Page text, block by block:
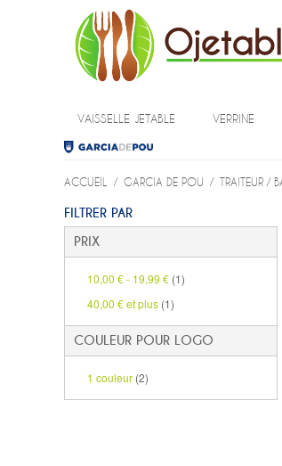
VAISSELLE JETABLE VERRINE
ACCUEIL / GARCIA DE POU / TRAITEUR /
FILTRER PAR
PRIX
10,00 €- 19,99 € (1)
40,00 €et plus (1)
COULEUR POUR LOGO
1 couleur (2)